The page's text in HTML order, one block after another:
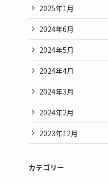
2025年1月
2024年6月
2024年5月
2024年4月
2024年3月
2024年2月
2023年12月
カテゴリー